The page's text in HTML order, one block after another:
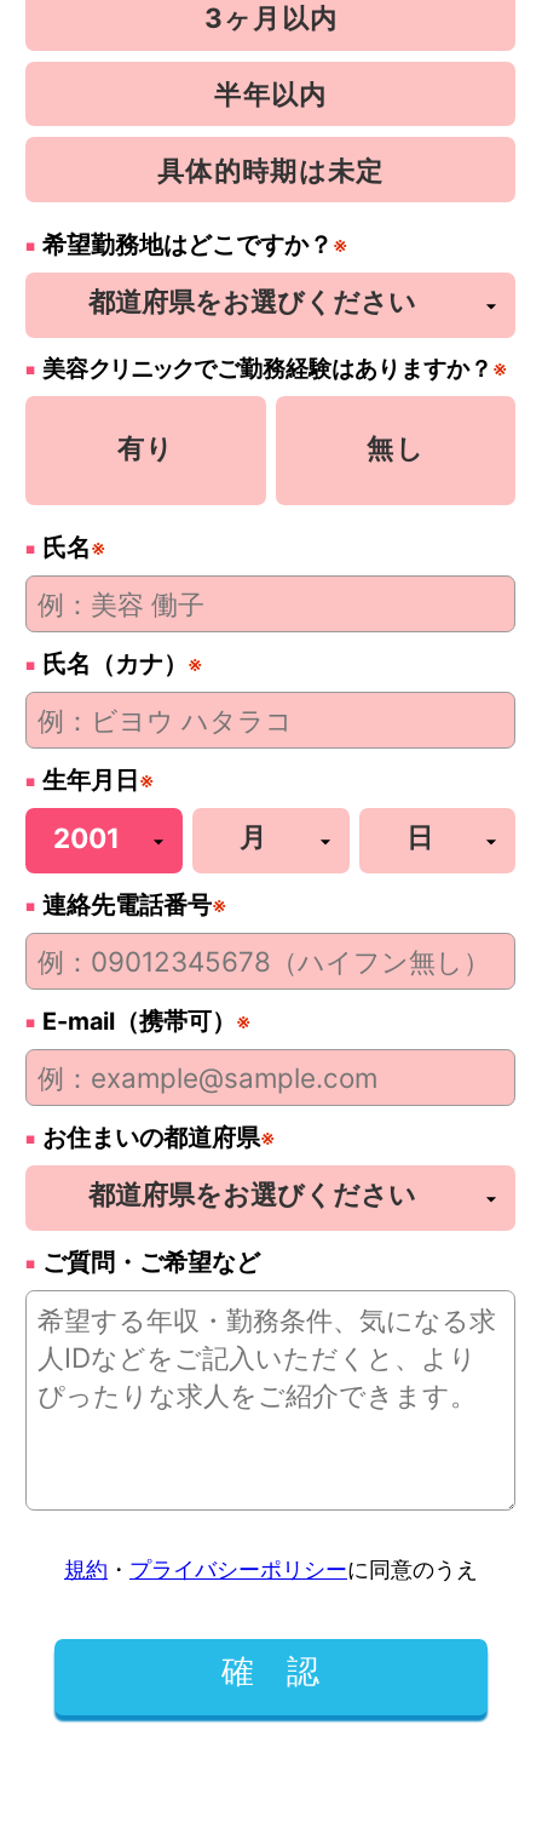
3ヶ月以内
半年以内
具体的時期は未定
希望勤務地はどこですか？ ※
美容クリニックでご勤務経験はありますか？ ※
有り 無し
氏名※
氏名（カナ） ※
生年月日 ※
連絡先電話番号※
E-mail（携帯可） ※
お住まいの都道府県※
ご質問・ご希望など
規約 ・ プライバシーポリシーに同意のうえ